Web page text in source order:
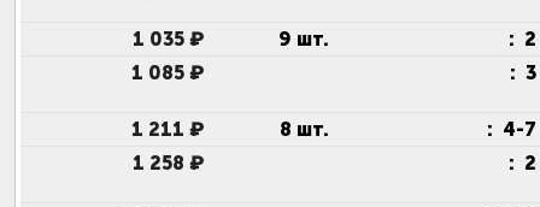
1 035 ₽ 9 шт. :
1 085 ₽
:
1 211 ₽ 8 шт. : 4-
1 258 ₽
: